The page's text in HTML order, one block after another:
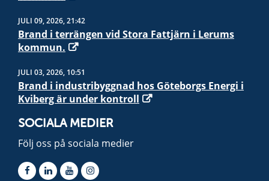
JULI 09, 2026, 21:42
Brand i terrängen vid Stora Fattjärn i Lerums
kommun.
JULI 03, 2026, 10:51
Brand i industribyggnad hos Göteborgs Energi i
Kviberg är under kontroll
SOCIALA MEDIER
Följ oss på sociala medier